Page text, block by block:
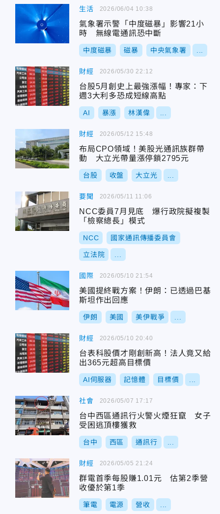
生活
氣象署示警「中度磁暴」影響21小
時 無線電通訊恐中斷
中度磁暴 磁暴 中央氣象署
2026/06/04 10:38
財經
台股5月創史上最強漲幅！專家：下
週3大利多恐成短線高點
AI 暴漲 林漢偉
2026/05/30 22:12
財經
布局CPO領域！美股光通訊族群帶
動 大立光帶量漲停鎖2795元
台股 收盤 大立光
2026/05/12 15:48
要聞
NCC委員7月見底 爆行政院擬複製
「檢察總長」模式
NCC 國家通訊傳播委員會
立法院
2026/05/11 11:06
國際
美國提終戰方案！伊朗：已透過巴基
斯坦作出回應
伊朗 美國 美伊戰爭
2026/05/10 21:54
財經
台表科股價才剛創新高！法人竟又給
出365元超高目標價
AI伺服器 記憶體 目標價
2026/05/10 20:40
社會
台中西區通訊行火警火煙狂竄 女子
受困逃頂樓獲救
台中 西區 通訊行
2026/05/07 17:17
財經
群電首季每股賺1.01元 估第2季營
收優於第1季
筆電 電源 營收
2026/05/05 21:24